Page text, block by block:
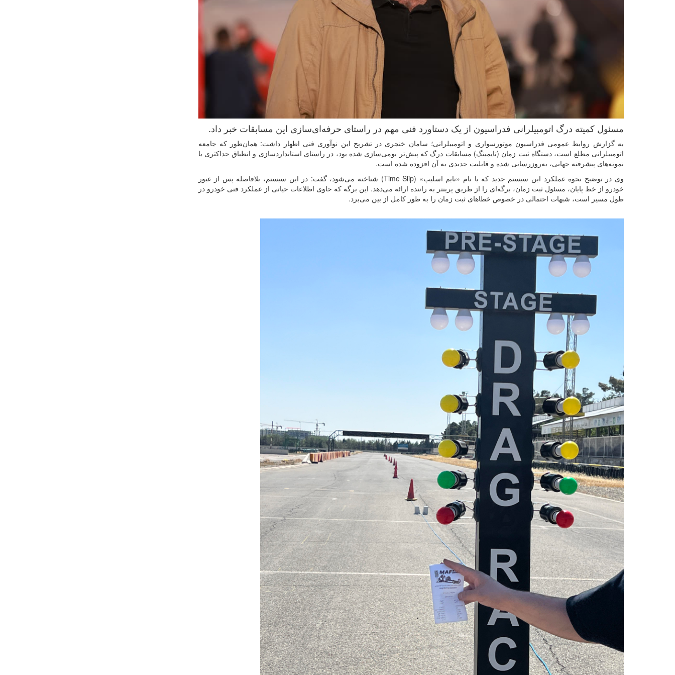
مسئول کمیته درگ اتومبیلرانی فدراسیون از یک دستاورد فنی مهم در راستای حرفه‌ای‌سازی این مسابقات خبر داد.
به گزارش روابط عمومی فدراسیون موتورسواری و اتومبیلرانی؛ سامان خنجری در تشریح این نوآوری فنی اظهار داشت: همان‌طور که جامعه
اتومبیلرانی مطلع است، دستگاه ثبت زمان (تایمینگ) مسابقات درگ که پیش‌تر بومی‌سازی شده بود، در راستای استانداردسازی و انطباق حداکثری با
نمونه‌های پیشرفته جهانی، به‌روزرسانی شده و قابلیت جدیدی به آن افزوده شده است.
وی در توضیح نحوه عملکرد این سیستم جدید که با نام «تایم اسلیپ» (Time Slip) شناخته می‌شود، گفت: در این سیستم، بلافاصله پس از عبور
خودرو از خط پایان، مسئول ثبت زمان، برگه‌ای را از طریق پرینتر به راننده ارائه می‌دهد. این برگه که حاوی اطلاعات حیاتی از عملکرد فنی خودرو در
طول مسیر است، شبهات احتمالی در خصوص خطاهای ثبت زمان را به طور کامل از بین می‌برد.